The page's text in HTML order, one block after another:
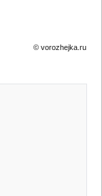
© vorozhejka.ru